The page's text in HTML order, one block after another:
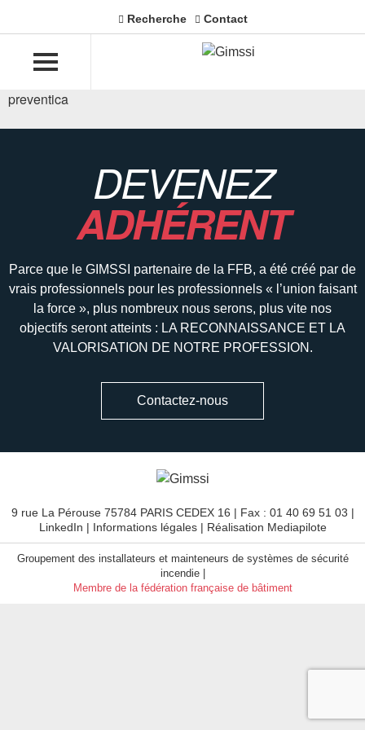
Recherche Contact
preventica
DEVENEZ
ADHÉRENT
Parce que le GIMSSI partenaire de la FFB, a été créé par de
vrais professionnels pour les professionnels « l’union faisant
la force », plus nombreux nous serons, plus vite nos
objectifs seront atteints : LA RECONNAISSANCE ET LA
VALORISATION DE NOTRE PROFESSION.
Contactez-nous
9 rue La Pérouse 75784 PARIS CEDEX 16 | Fax : 01 40 69 51 03 |
LinkedIn | Informations légales| Réalisation Mediapilote
Groupement des installateurs et mainteneurs de systèmes de sécurité
incendie |
Membre de la fédération française de bâtiment